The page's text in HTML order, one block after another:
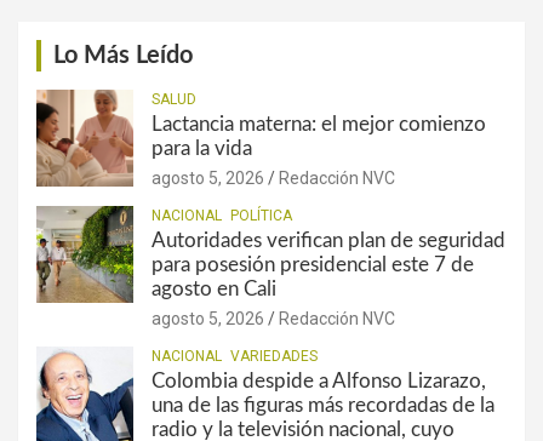
Lo Más Leído
SALUD
Lactancia materna: el mejor comienzo
para la vida
agosto 5, 2026 Redacción NVC
NACIONAL POLÍTICA
Autoridades verifican plan de seguridad
para posesión presidencial este 7 de
agosto en Cali
agosto 5, 2026 Redacción NVC
NACIONAL VARIEDADES
Colombia despide a Alfonso Lizarazo,
una de las figuras más recordadas de la
radio y la televisión nacional, cuyo